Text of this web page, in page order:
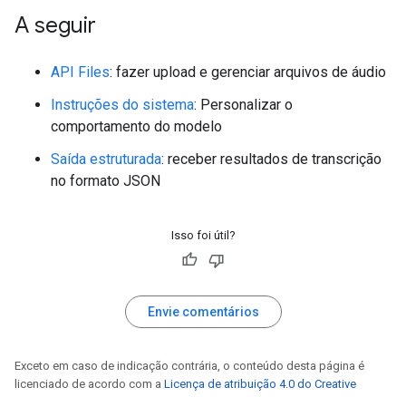
A seguir
API Files: fazer upload e gerenciar arquivos de áudio
Instruções do sistema: Personalizar o
comportamento do modelo
Saída estruturada: receber resultados de transcrição
no formato JSON
Isso foi útil?
Envie comentários
Exceto em caso de indicação contrária, o conteúdo desta página é
licenciado de acordo com a Licença de atribuição 4.0 do Creative